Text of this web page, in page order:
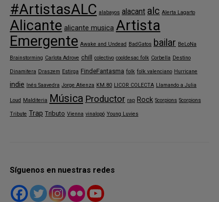
#ArtistasALC alabayos alacant alc Alerta Lagarto
Alicante alicante musica Artista
Emergente Awake and Undead BadGatos bailar BeLoNa
Brainstorming Carlota Adrove chill colectivo cooldesac folk Corbella Destino
Dinamitera Draszem Estirga FindeFantasma folk folk valenciano Hurricane
indie Inés Saavedra Jorge Atienza KM.80 LICOR COLECTA Llamando a Julia
Loud Malditeria Música Productor rap Rock Scorpions Scorpions
Tribute Trap Tributo Vienna vinalopó Young Luvies
Síguenos en nuestras redes